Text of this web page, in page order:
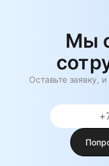
Мы
Оставьте заявку,